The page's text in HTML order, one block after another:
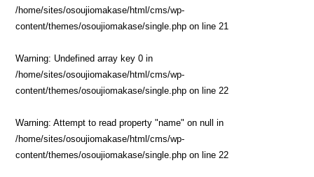
/home/sites/osoujiomakase/html/cms/wp-
content/themes/osoujiomakase/single.php on line 21
Warning: Undefined array key 0 in
/home/sites/osoujiomakase/html/cms/wp-
content/themes/osoujiomakase/single.php on line 22
Warning: Attempt to read property "name" on null in
/home/sites/osoujiomakase/html/cms/wp-
content/themes/osoujiomakase/single.php on line 22